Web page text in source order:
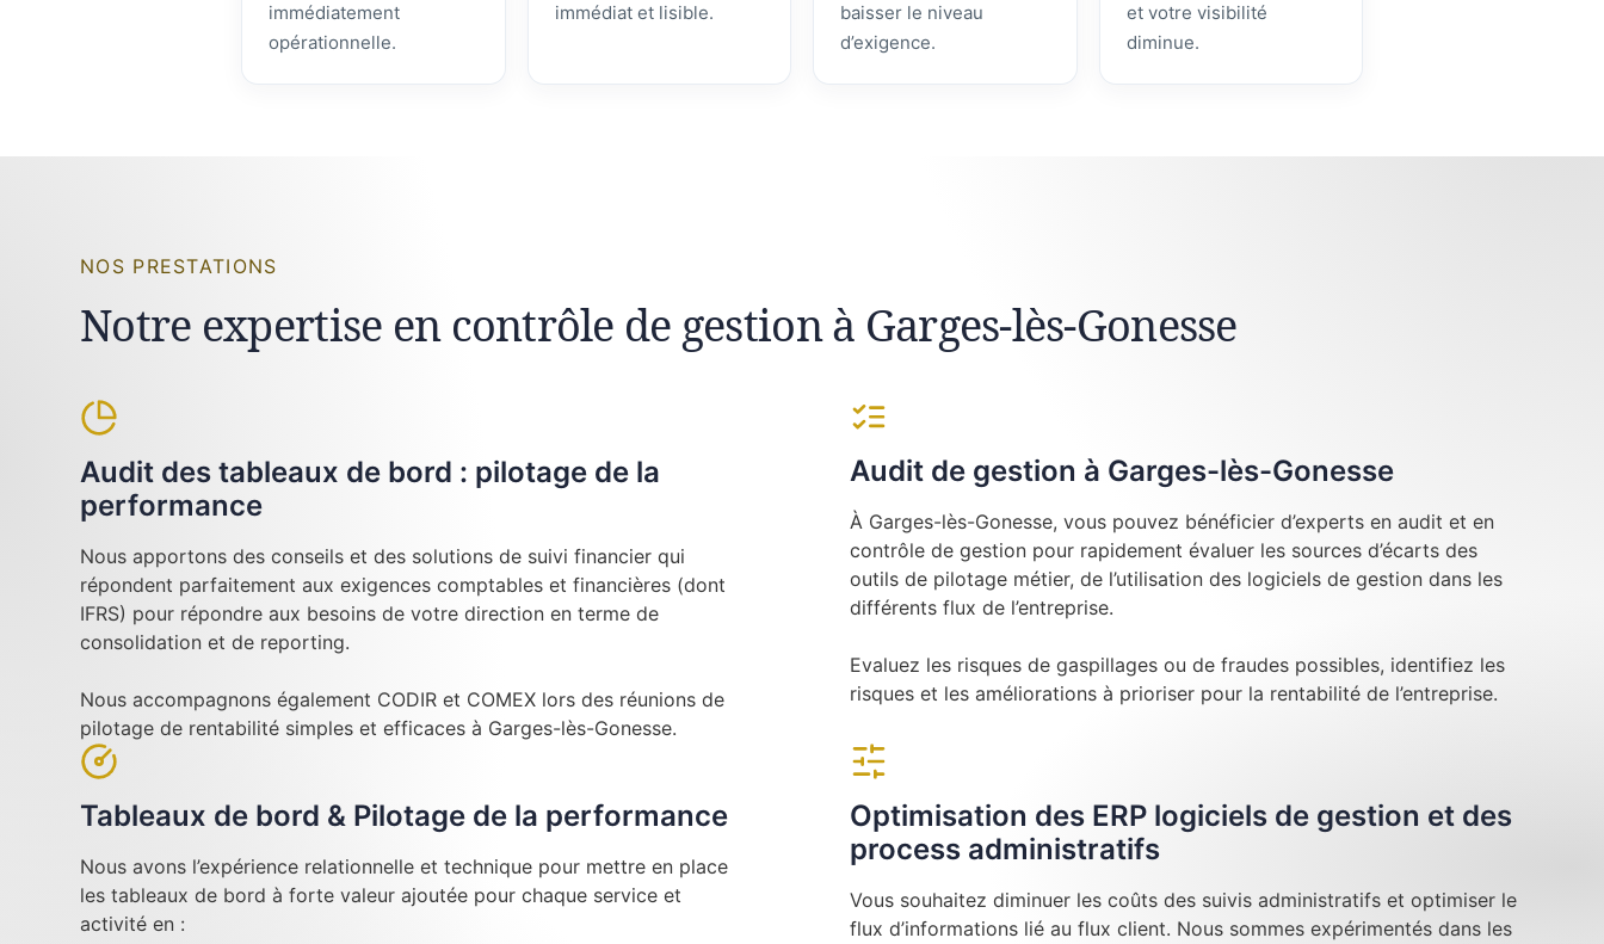
immédiatement
opérationnelle.
immédiat et lisible.
baisser le niveau
d’exigence.
et votre visibilité
diminue.
NOS PRESTATIONS
Notre expertise en contrôle de gestion à Garges-lès-Gonesse
Audit des tableaux de bord : pilotage de la
performance
Nous apportons des conseils et des solutions de suivi financier qui
répondent parfaitement aux exigences comptables et financières (dont
IFRS) pour répondre aux besoins de votre direction en terme de
consolidation et de reporting.
Nous accompagnons également CODIR et COMEX lors des réunions de
pilotage de rentabilité simples et efficaces à Garges-lès-Gonesse.
Audit de gestion à Garges-lès-Gonesse
À Garges-lès-Gonesse, vous pouvez bénéficier d’experts en audit et en
contrôle de gestion pour rapidement évaluer les sources d’écarts des
outils de pilotage métier, de l’utilisation des logiciels de gestion dans les
différents flux de l’entreprise.
Evaluez les risques de gaspillages ou de fraudes possibles, identifiez les
risques et les améliorations à prioriser pour la rentabilité de l’entreprise.
Tableaux de bord & Pilotage de la performance
Nous avons l’expérience relationnelle et technique pour mettre en place
les tableaux de bord à forte valeur ajoutée pour chaque service et
activité en :
Optimisation des ERP logiciels de gestion et des
process administratifs
Vous souhaitez diminuer les coûts des suivis administratifs et optimiser le
flux d’informations lié au flux client. Nous sommes expérimentés dans les